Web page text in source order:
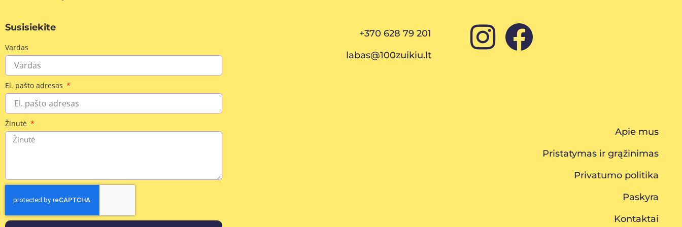
Susisiekite
Vardas
El. pašto adresas
Žinutė
+370 628 79 201
labas@100zuikiu.lt
Apie mus
Pristatymas ir grąžinimas
Privatumo politika
Paskyra
Kontaktai